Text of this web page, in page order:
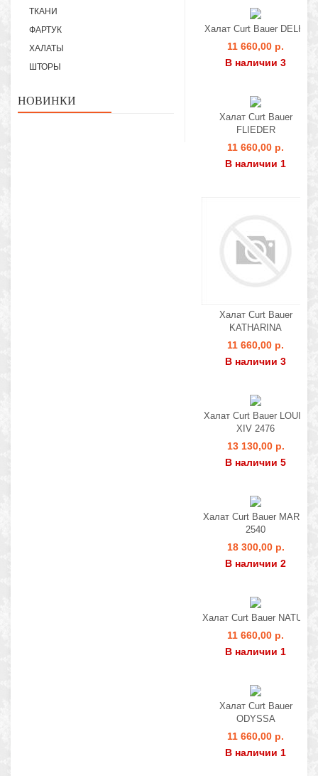
ТКАНИ
ФАРТУК
ХАЛАТЫ
ШТОРЫ
НОВИНКИ
Халат Curt Bauer DELHI
11 660,00 р.
В наличии 3
Халат Curt Bauer
FLIEDER
11 660,00 р.
В наличии 1
Халат Curt Bauer
KATHARINA
11 660,00 р.
В наличии 3
Халат Curt Bauer LOUIS
XIV 2476
13 130,00 р.
В наличии 5
Халат Curt Bauer MARIS
2540
18 300,00 р.
В наличии 2
Халат Curt Bauer NATUR
11 660,00 р.
В наличии 1
Халат Curt Bauer
ODYSSA
11 660,00 р.
В наличии 1